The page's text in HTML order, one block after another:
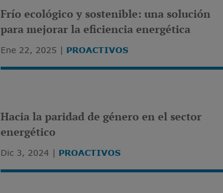
Frío ecológico y sostenible: una solución
para mejorar la eficiencia energética
Ene 22, 2025 PROACTIVOS
Hacia la paridad de género en el sector
energético
Dic 3, 2024 PROACTIVOS